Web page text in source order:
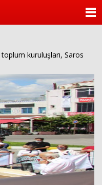
kuruluşları, Saros
ANKETLER
FOTO GALERİ
VİDEO GALERİ
KÜNYE